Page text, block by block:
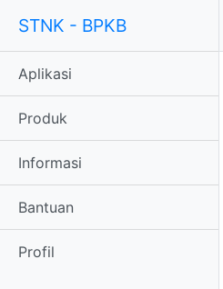
STNK - BPKB
Aplikasi
Produk
Informasi
Bantuan
Profil